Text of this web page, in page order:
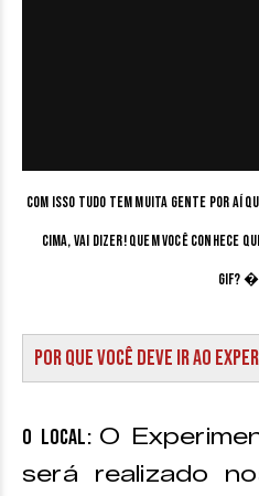
Com isso tudo tem muita gente por aí
cima, vai dizer! Quem você conhece
GIF?
Por que você deve ir ao
O Local: O
será realizado